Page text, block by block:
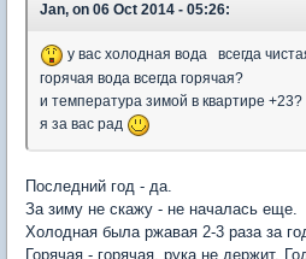
Jan, on 06 Oct 2014 - 05:26:
у вас холодная вода всегда
горячая вода всегда горячая?
и температура зимой в квартире +23?
я за вас рад
Последний год - да.
За зиму не скажу - не началась еще.
Холодная была ржавая 2-3 раза за
Горячая - горячая, рука не держит.